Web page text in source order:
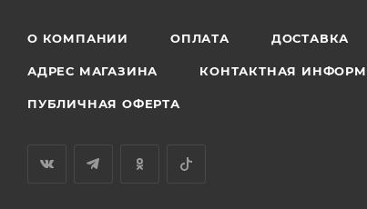
О КОМПАНИИ ОПЛАТА ДОСТАВКА
АДРЕС МАГАЗИНА КОНТАКТНАЯ
ПУБЛИЧНАЯ ОФЕРТА